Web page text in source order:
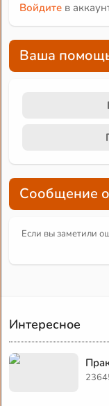
Войдите в
Ваша
Сообщение
Если вы заметили
Интересное